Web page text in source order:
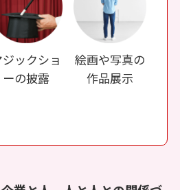
ックショ
ーの披露
絵画や写真の
作品展示